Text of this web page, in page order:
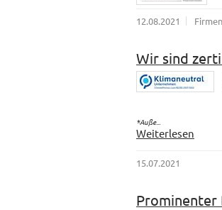
12.08.2021
Wir sind
*Auße...
Weiterlesen
15.07.2021
Prominenter